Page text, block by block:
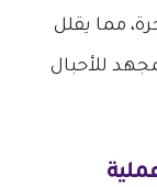
مما يقلل
للأحبال